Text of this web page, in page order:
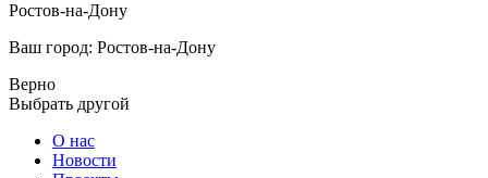
Ростов-на-Дону
Ваш город: Ростов-на-Дону
Верно
Выбрать другой
О нас
Новости